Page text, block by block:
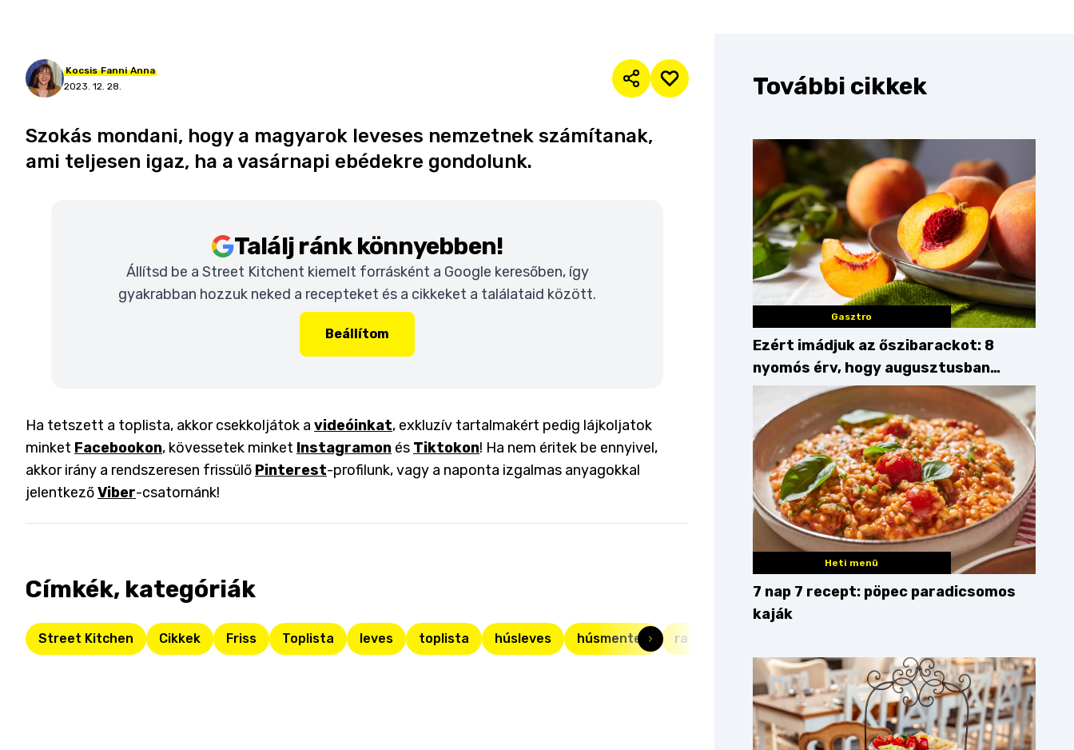
Kocsis Fanni Anna
2023. 12. 28.
Szokás mondani, hogy a magyarok leveses nemzetnek számítanak,
ami teljesen igaz, ha a vasárnapi ebédekre gondolunk.
Találj ránk könnyebben!
Állítsd be a Street Kitchent kiemelt forrásként a Google keresőben, így
gyakrabban hozzuk neked a recepteket és a cikkeket a találataid között.
Beállítom
Ha tetszett a toplista, akkor csekkoljátok a videóinkat, exkluzív tartalmakért pedig lájkoljatok
minket Facebookon, kövessetek minket Instagramon és Tiktokon! Ha nem éritek be ennyivel,
akkor irány a rendszeresen frissülő Pinterest-profilunk, vagy a naponta izgalmas anyagokkal
jelentkezőViber-csatornánk!
Címkék, kategóriák
Street Kitchen Cikkek Friss Toplista leves toplista húsleves húsmentes raguleves
További cikkek
Gasztro
Ezért imádjuk az őszibarackot: 8
nyomós érv, hogy augusztusban
feltankolj belőle
Heti menü
7 nap 7 recept: pöpec paradicsomos
kaják